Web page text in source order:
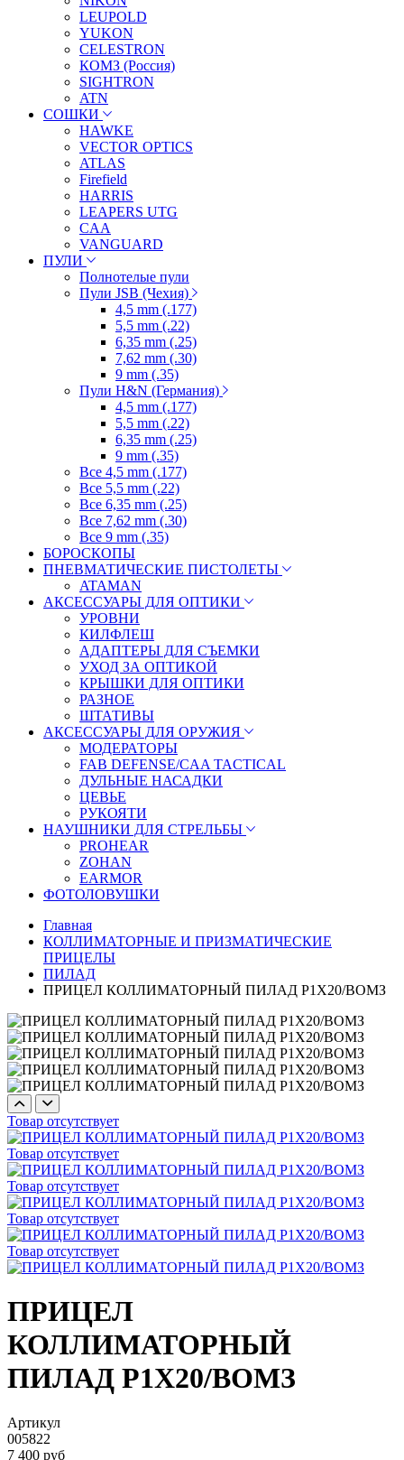
LEUPOLD
YUKON
CELESTRON
КОМЗ (Россия)
SIGHTRON
ATN
СОШКИ
HAWKE
VECTOR OPTICS
ATLAS
Firefield
HARRIS
LEAPERS UTG
CAA
VANGUARD
ПУЛИ
Полнотелые пули
Пули JSB (Чехия)
4,5 mm (.177)
5,5 mm (.22)
6,35 mm (.25)
7,62 mm (.30)
9 mm (.35)
Пули H&N (Германия)
4,5 mm (.177)
5,5 mm (.22)
6,35 mm (.25)
9 mm (.35)
Все 4,5 mm (.177)
Все 5,5 mm (.22)
Все 6,35 mm (.25)
Все 7,62 mm (.30)
Все 9 mm (.35)
БОРОСКОПЫ
ПНЕВМАТИЧЕСКИЕ ПИСТОЛЕТЫ
ATAMAN
АКСЕССУАРЫ ДЛЯ ОПТИКИ
УРОВНИ
КИЛФЛЕШ
АДАПТЕРЫ ДЛЯ СЪЕМКИ
УХОД ЗА ОПТИКОЙ
КРЫШКИ ДЛЯ ОПТИКИ
РАЗНОЕ
ШТАТИВЫ
АКСЕССУАРЫ ДЛЯ ОРУЖИЯ
МОДЕРАТОРЫ
FAB DEFENSE/CAA TACTICAL
ДУЛЬНЫЕ НАСАДКИ
ЦЕВЬЕ
РУКОЯТИ
НАУШНИКИ ДЛЯ СТРЕЛЬБЫ
PROHEAR
ZOHAN
EARMOR
ФОТОЛОВУШКИ
Главная
КОЛЛИМАТОРНЫЕ И ПРИЗМАТИЧЕСКИЕ
ПРИЦЕЛЫ
ПИЛАД
ПРИЦЕЛ КОЛЛИМАТОРНЫЙ ПИЛАД Р1Х20/ВОМЗ
Товар отсутствует
Товар отсутствует
Товар отсутствует
Товар отсутствует
Товар отсутствует
ПРИЦЕЛ
КОЛЛИМАТОРНЫЙ
ПИЛАД Р1Х20/ВОМЗ
Артикул
005822
7 400 руб